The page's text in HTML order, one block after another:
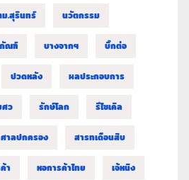
.สุรินทร์ นวัตกรรม
ณฑ์ บางจากฯ บิ๊กต่อ
ปวดหลัง ผลประกอบการ
ว รักษ์โลก รีไซเคิล
ศาลปกครอง สารทเดือนสิบ
า หอการค้าไทย เจ้หนิง